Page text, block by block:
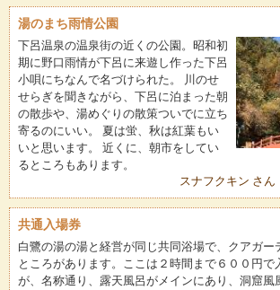
湯のまち雨情公園
下呂温泉の温泉街の近くの公園。昭和初
期に野口雨情が下呂に来遊し作った下呂
小唄にちなんで名づけられた。 川のせ
せらぎを聞きながら、下呂に泊まった朝
の散歩や、湯めぐりの散策ついでに立ち
寄るのにいい。 夏は蛍、秋は紅葉もい
いと思います。 近くに、朝市をしてい
るところもあります。
スナフクキン さん
共通入場券
白鷺の湯の湯と経営が同じ共同浴場で、クアガー
ところがあります。ここは２時間まで６００円で
が、名称通り、露天風呂がメインにあり、洞窟風